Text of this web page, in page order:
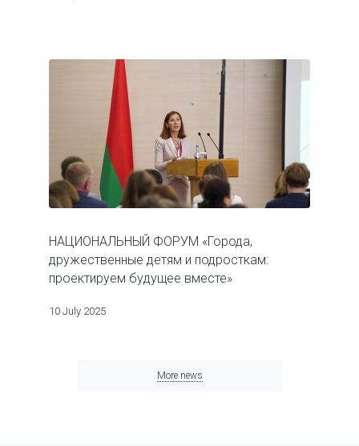
НАЦИОНАЛЬНЫЙ ФОРУМ «Города,
дружественные детям и подросткам:
проектируем будущее вместе»
10 July 2025
More news